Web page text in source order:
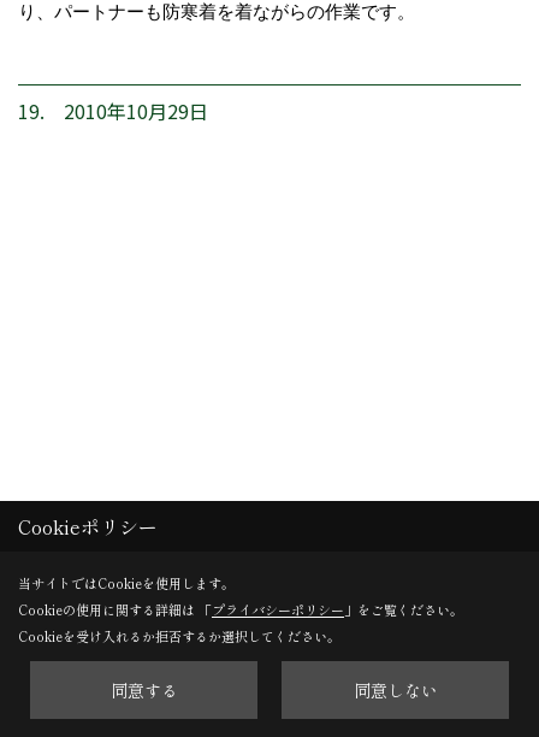
り、パートナーも防寒着を着ながらの作業です。
19. 2010年10月29日
Cookieポリシー
当サイトではCookieを使用します。
Cookieの使用に関する詳細は 「プライバシーポリシー 」をご覧ください。
Cookieを受け入れるか拒否するか選択してください。
同意する 同意しない